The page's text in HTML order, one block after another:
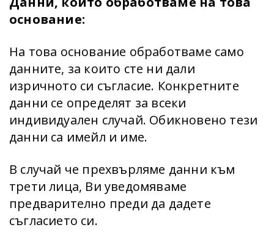
основание:
На това основание обработваме само
данните, за които сте ни дали
изричното си съгласие. Конкретните
данни се определят за всеки
индивидуален случай. Обикновено тези
данни са имейл и име.
В случай че прехвърляме данни към
трети лица, Ви уведомяваме
предварително преди да дадете
съгласието си.